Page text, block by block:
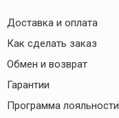
Доставка и оплата
Как сделать заказ
Обмен и возврат
Гарантии
Программа лояльности